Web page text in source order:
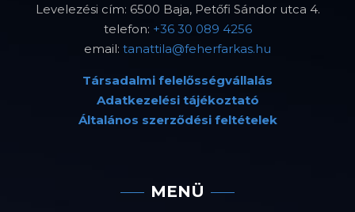
Levelezési cím: 6500 Baja, Petőfi Sándor utca 4.
telefon: +36 30 089 4256
email: tanattila@feherfarkas.hu
Társadalmi felelősségvállalás
Adatkezelési tájékoztató
Általános szerződési feltételek
MENÜ